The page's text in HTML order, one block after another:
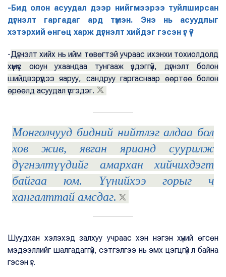
-Бид олон асуудал дээр нийгмээрээ туйлширсан
дүгнэлт гаргадаг ард түмэн. Энэ нь асуудлыг
хэтэрхий өнгөц харж дүгнэлт хийдэг гэсэн үг үү?
-Дүгнэлт хийх нь ийм төвөгтэй учраас ихэнхи тохиолдолд
хүмүүс оюун ухаандаа тунгааж үздэггүй, дүгнэлт болон
шийдвэрүүдээ яаруу, сандруу гаргаснаар өөртөө болон
өрөөлд асуудал үүсгэдэг.
Монголчууд бидний нийтлэг алдаа бол
хов жив, явган ярианд суурилж
дүгнэлтүүдийг амархан хийчихдэгт
байгаа юм. Үүнийхээ горыг ч
хангалттай амсдаг.
Шуудхан хэлэхэд залхуу учраас хэн нэгэн хүний өгсөн
мэдээллийг шалгадаггүй, сэтгэлгээ нь эмх цэгцгүй л байна
гэсэн үг.